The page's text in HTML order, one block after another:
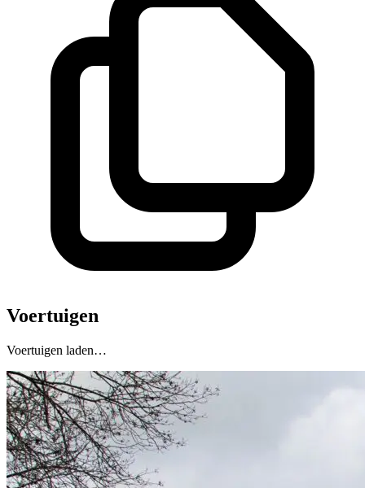
Voertuigen
Voertuigen laden…